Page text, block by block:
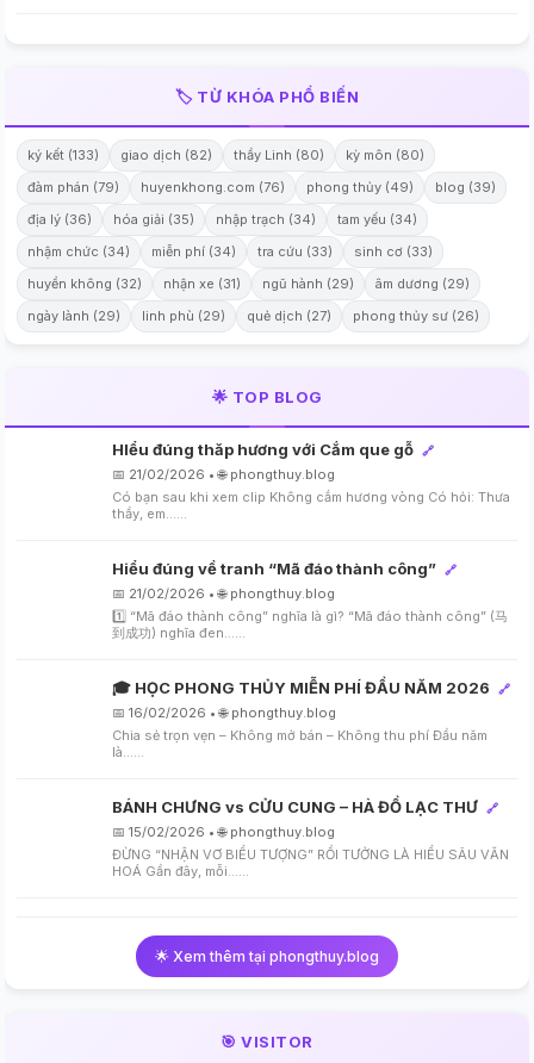
🏷️ TỪ KHÓA PHỔ BIẾN
ký kết (133) giao dịch (82) thầy Linh (80)
kỳ môn (80)
đàm phán (79)
huyenkhong.com (76) phong thủy (49)
blog (39)
địa lý (36)
hóa giải (35) nhập trạch (34)
tam yếu (34)
nhậm chức (34)
miễn phí (34) tra cứu (33)
sinh cơ (33)
huyền không (32)
nhận xe (31) ngũ hành (29)
âm dương (29)
ngày lành (29)
linh phù (29) quẻ dịch (27) phong thủy sư (26)
🌟 TOP BLOG
HIểu đúng thăp hương với Cắm que gỗ 🔗
📅 21/02/2026 • 🌐 phongthuy.blog
Có bạn sau khi xem clip Không cắm hương vòng Có hỏi: Thưa
thầy, em…...
Hiểu đúng về tranh “Mã đáo thành công” 🔗
📅 21/02/2026 • 🌐 phongthuy.blog
1️⃣ “Mã đáo thành công” nghĩa là gì? “Mã đáo thành công” (马
到成功) nghĩa đen…...
🎓 HỌC PHONG THỦY MIỄN PHÍ ĐẦU NĂM 2026 🔗
📅 16/02/2026 • 🌐 phongthuy.blog
Chia sẻ trọn vẹn – Không mở bán – Không thu phí Đầu năm
là…...
BÁNH CHƯNG vs CỬU CUNG – HÀ ĐỒ LẠC THƯ 🔗
📅 15/02/2026 • 🌐 phongthuy.blog
ĐỪNG “NHẬN VƠ BIỂU TƯỢNG” RỒI TƯỞNG LÀ HIỂU SÂU VĂN
HOÁ Gần đây, mỗi…...
🌟 Xem thêm tại phongthuy.blog
🎯 VISITOR